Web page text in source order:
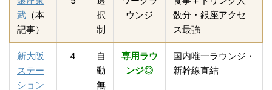
武 （本
記事）
択
制
ウンジ
数分・銀座アクセ
ス最強
新大阪
ステー
ション
4
自
動
無
専用ラウ
ンジ◎
国内唯一ラウンジ・
新幹線直結